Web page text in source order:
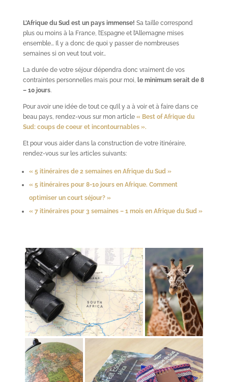
L’Afrique du Sud est un pays immense! Sa taille correspond
plus ou moins à la France, l’Espagne et l’Allemagne mises
ensemble… Il y a donc de quoi y passer de nombreuses
semaines si on veut tout voir…
La durée de votre séjour dépendra donc vraiment de vos
contraintes personnelles mais pour moi, le minimum serait de 8
– 10 jours.
Pour avoir une idée de tout ce qu’il y a à voir et à faire dans ce
beau pays, rendez-vous sur mon article « Best of Afrique du
Sud: coups de coeur et incontournables ».
Et pour vous aider dans la construction de votre itinéraire,
rendez-vous sur les articles suivants:
« 5 itinéraires de 2 semaines en Afrique du Sud »
« 5 itinéraires pour 8-10 jours en Afrique. Comment
optimiser un court séjour? »
« 7 itinéraires pour 3 semaines – 1 mois en Afrique du Sud »